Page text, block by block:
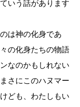
いう話があります
は神の化身であ
の化身たちの物語
なのかもしれない
さにこのハヌマー
ども、わたしもい